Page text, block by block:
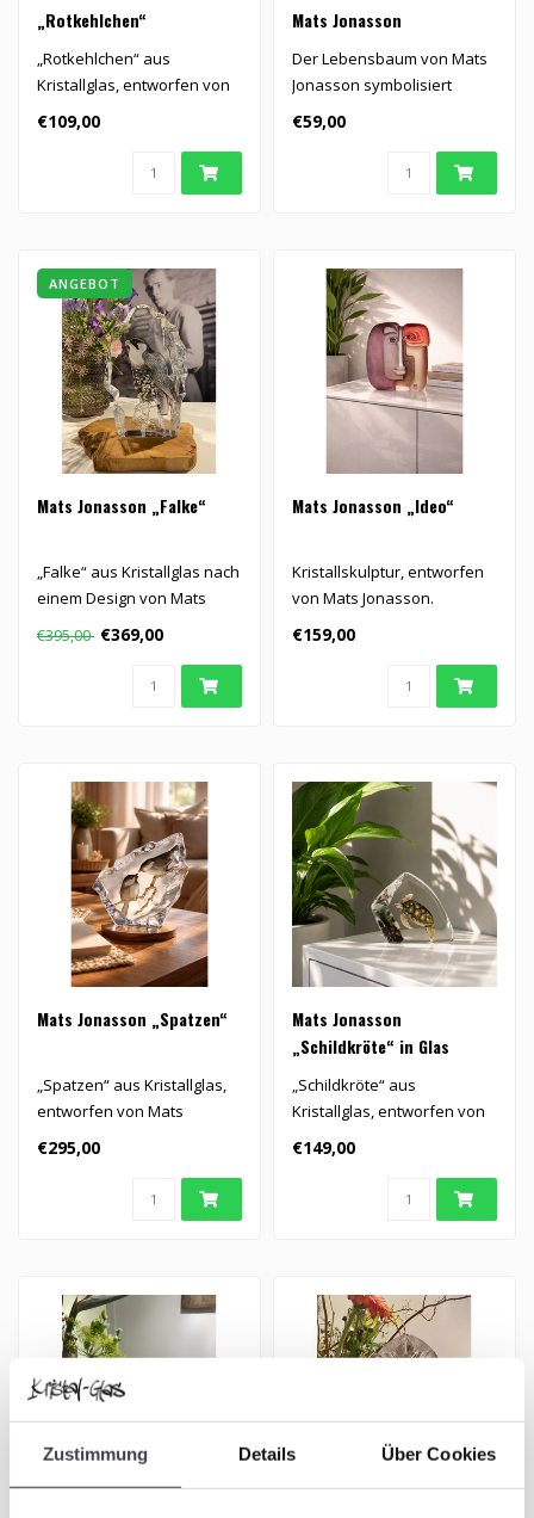
Zustimmung Details Über Cookies
„Rotkehlchen“
„Rotkehlchen“ aus
Kristallglas, entworfen von
Mats Jonasson.
€109,00
Mats Jonasson
Der Lebensbaum von Mats
Jonasson symbolisiert
Familie, Verbundenheit,
Wachstum u..
€59,00
ANGEBOT
Mats Jonasson „Falke“
„Falke“ aus Kristallglas nach
einem Design von Mats
Jonasson...
€395,00 €369,00
Mats Jonasson „Ideo“
Kristallskulptur, entworfen
von Mats Jonasson.
€159,00
Mats Jonasson „Spatzen“
„Spatzen“ aus Kristallglas,
entworfen von Mats
Jonasson.
€295,00
Mats Jonasson
„Schildkröte“ in Glas
„Schildkröte“ aus
Kristallglas, entworfen von
Mats Jonasson.
€149,00